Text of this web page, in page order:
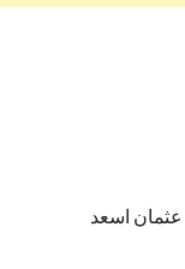
عثمان اسعد